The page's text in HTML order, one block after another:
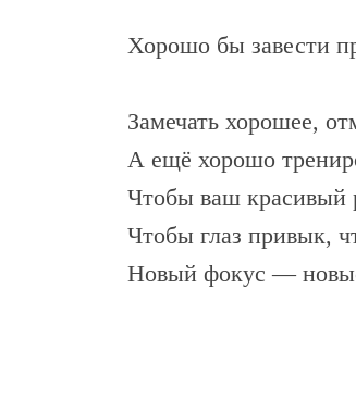
Хорошо бы завести
Замечать хорошее,
А ещё хорошо
Чтобы ваш красивый
Чтобы глаз привык,
Новый фокус —